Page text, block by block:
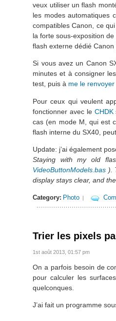
veux utiliser un flash
les modes automatiques
compatibles Canon, ce
la forte sous-exposition de
flash externe dédié
Si vous avez un Canon
minutes et à consigner
test, puis à me le renvoyer
Pour ceux qui veulent
fonctionner avec le CHDK
cas (en mode M, qui est
flash interne du SX40,
Update: j’ai également
Staying with my old
VideoButtonModels.bas ).
display stays clear, and
Category: Photo |
Trier les pixels
1st août 2013, 01:57 pm
On a parfois besoin de
pour calculer les
quelconques.
J’ai fait un programme